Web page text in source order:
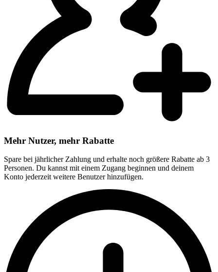
Mehr Nutzer, mehr Rabatte
Spare bei jährlicher Zahlung und erhalte noch größere Rabatte ab 3
Personen. Du kannst mit einem Zugang beginnen und deinem
Konto jederzeit weitere Benutzer hinzufügen.